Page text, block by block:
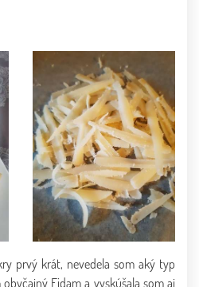
prvý krát, nevedela som aký typ
Eidam a vyskúšala som aj